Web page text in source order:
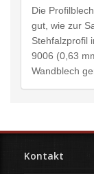
Die
gut, wie zur
Stehfalzprofil
9006 (0,63
Wandblech
Kontakt